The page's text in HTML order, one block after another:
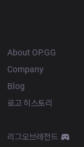
About OP.GG
Company
Blog
로고 히스토리
리그오브레전드